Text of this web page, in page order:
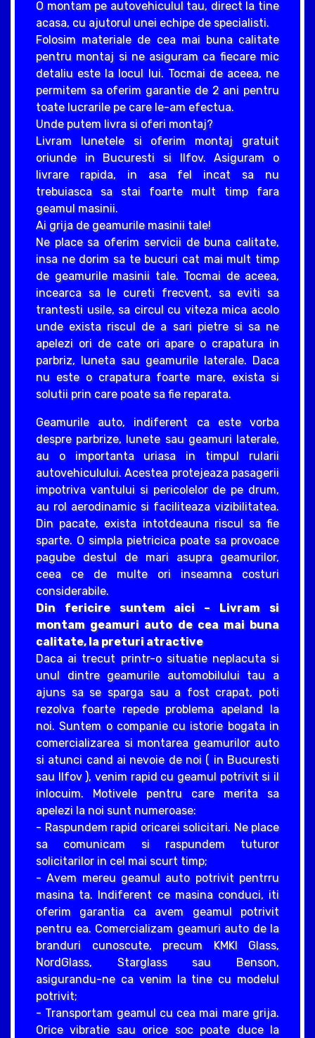
O montam pe autovehiculul tau, direct la tine
acasa, cu ajutorul unei echipe de specialisti.
Folosim materiale de cea mai buna calitate
pentru montaj si ne asiguram ca fiecare mic
detaliu este la locul lui. Tocmai de aceea, ne
permitem sa oferim garantie de 2 ani pentru
toate lucrarile pe care le-am efectua.
Unde putem livra si oferi montaj?
Livram lunetele si oferim montaj gratuit
oriunde in Bucuresti si Ilfov. Asiguram o
livrare rapida, in asa fel incat sa nu
trebuiasca sa stai foarte mult timp fara
geamul masinii.
Ai grija de geamurile masinii tale!
Ne place sa oferim servicii de buna calitate,
insa ne dorim sa te bucuri cat mai mult timp
de geamurile masinii tale. Tocmai de aceea,
incearca sa le cureti frecvent, sa eviti sa
trantesti usile, sa circul cu viteza mica acolo
unde exista riscul de a sari pietre si sa ne
apelezi ori de cate ori apare o crapatura in
parbriz, luneta sau geamurile laterale. Daca
nu este o crapatura foarte mare, exista si
solutii prin care poate sa fie reparata.
Geamurile auto, indiferent ca este vorba
despre parbrize, lunete sau geamuri laterale,
au o importanta uriasa in timpul rularii
autovehiculului. Acestea protejeaza pasagerii
impotriva vantului si pericolelor de pe drum,
au rol aerodinamic si faciliteaza vizibilitatea.
Din pacate, exista intotdeauna riscul sa fie
sparte. O simpla pietricica poate sa provoace
pagube destul de mari asupra geamurilor,
ceea ce de multe ori inseamna costuri
considerabile.
Din fericire suntem aici – Livram si
montam geamuri auto de cea mai buna
calitate, la preturi atractive
Daca ai trecut printr-o situatie neplacuta si
unul dintre geamurile automobilului tau a
ajuns sa se sparga sau a fost crapat, poti
rezolva foarte repede problema apeland la
noi. Suntem o companie cu istorie bogata in
comercializarea si montarea geamurilor auto
si atunci cand ai nevoie de noi ( in Bucuresti
sau Ilfov ), venim rapid cu geamul potrivit si il
inlocuim. Motivele pentru care merita sa
apelezi la noi sunt numeroase:
- Raspundem rapid oricarei solicitari. Ne place
sa comunicam si raspundem tuturor
solicitarilor in cel mai scurt timp;
- Avem mereu geamul auto potrivit pentrru
masina ta. Indiferent ce masina conduci, iti
oferim garantia ca avem geamul potrivit
pentru ea. Comercializam geamuri auto de la
branduri cunoscute, precum KMKI Glass,
NordGlass, Starglass sau Benson,
asigurandu-ne ca venim la tine cu modelul
potrivit;
- Transportam geamul cu cea mai mare grija.
Orice vibratie sau orice soc poate duce la